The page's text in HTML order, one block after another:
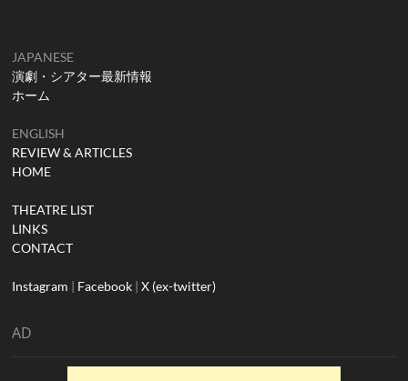
JAPANESE
演劇・シアター最新情報
ホーム
ENGLISH
REVIEW & ARTICLES
HOME
THEATRE LIST
LINKS
CONTACT
Instagram | Facebook |X (ex-twitter)
AD